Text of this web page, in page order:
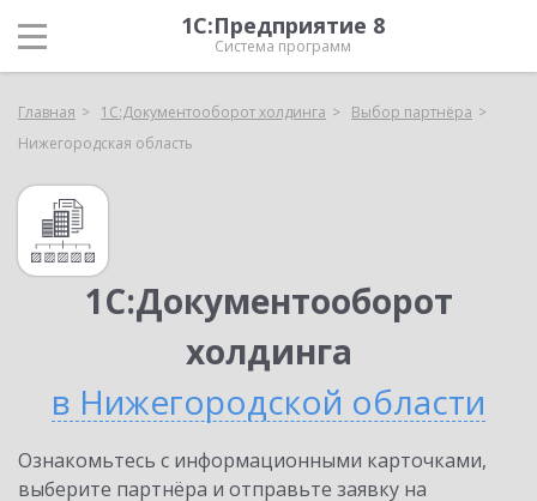
1С:Предприятие 8
Система программ
Главная 1С:Документооборот холдинга
Выбор партнёра
Нижегородская область
1С:Документооборот
холдинга
в Нижегородской области
Ознакомьтесь с информационными карточками,
выберите партнёра и отправьте заявку на